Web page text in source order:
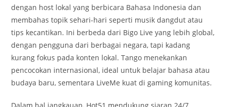
dengan host lokal yang berbicara Bahasa Indonesia dan
membahas topik sehari-hari seperti musik dangdut atau
tips kecantikan. Ini berbeda dari Bigo Live yang lebih global,
dengan pengguna dari berbagai negara, tapi kadang
kurang fokus pada konten lokal. Tango menekankan
pencocokan internasional, ideal untuk belajar bahasa atau
budaya baru, sementara LiveMe kuat di gaming komunitas.
Dalam hal jangkauan, Hot51 mendukung siaran 24/7